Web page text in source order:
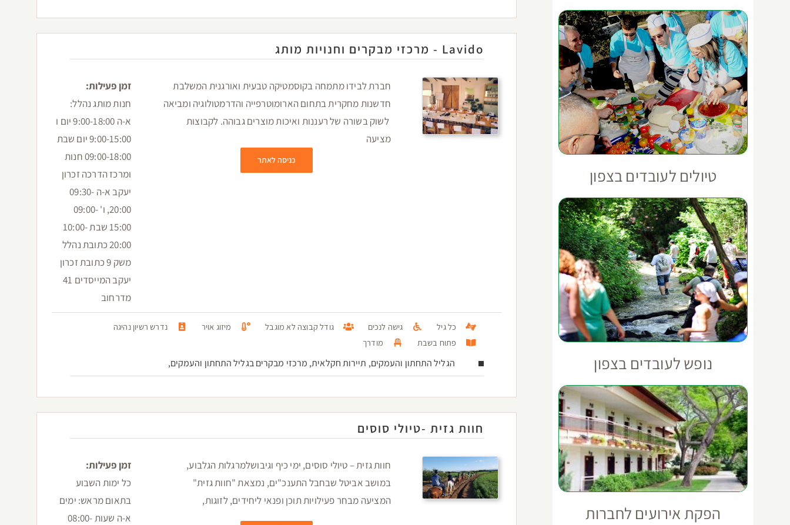
Lavido - מרכזי מבקרים וחנויות מותג
חברת לבידו מתמחה בקוסמטיקה טבעית ואורגנית המשלבת
חדשנות מחקרית בתחום הארומוטרפייה והדרמטולוגיה ומביאה
לשוק בשורה של רעננות ואיכות מוצרים גבוהה. לקבוצות
מציעה
כניסה לאתר
זמן פעילות:
חנות מותג נהלל:
א-ה 9:00-18:00 יום ו
9:00-15:00 יום שבת
09:00-18:00 חנות
ומרכז הדרכה זכרון
יעקב א-ה 09:30-
20:00, ו' 09:00-
15:00 שבת 10:00-
20:00 כתובת נהלל
משק 9 כתובת זכרון
יעקב המייסדים 41
מדרחוב
כל גיל גישה לנכים גודל קבוצה לא מוגבל מיזוג אויר
נדרש רשיון נהיגה
פתוח בשבת
מודרך
הגליל התחתון והעמקים, תיירות חקלאית, מרכזי מבקרים בגליל התחתון והעמקים,
חוות גזית -טיולי סוסים
חוות גזית – טיולי סוסים, ימי כיף וגיבושלמרגלות הגלבוע,
במושב אביטל שבחבל התענכ"ים, נמצאת "חוות גזית"
המציעה מבחר פעילויות תוכן ופנאי ליחידים, לזוגות,
זמן פעילות:
כל ימות השבוע
בתאום מראש: ימים
א-ה שעות 08:00-
טיולים לעובדים בצפון
נופש לעובדים בצפון
הפקת אירועים לחברות